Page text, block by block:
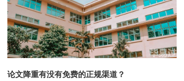
论文降重有没有免费的正规渠道？